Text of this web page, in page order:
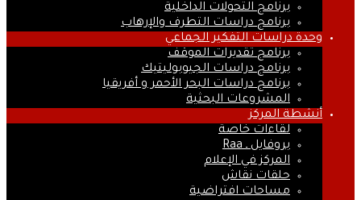
برنامج التحولات الداخلية
برنامج دراسات التطرف والإرهاب
وحدة دراسات التفكير الجماعي
برنامج تقديرات الموقف
برنامج دراسات الجيوبوليتيك
برنامج دراسات البحر الأحمر و أفريقيا
المشروعات البحثية
أنشطة المركز
لقاءات خاصة
بروفايل ـ Raa
المركز في الإعلام
حلقات نقاش
مساحات افتراضية